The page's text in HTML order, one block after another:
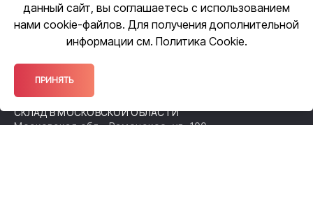
ЦЕНТРАЛЬНЫЙ ОФИС
109518, Москва, ул. Грайвороновская,
ОФИС ПРОДАЖ
140105, Московская обл., Раменское,
ул. Чугунова, 38А
СКЛАД В МОСКОВСКОЙ ОБЛАСТИ
Московская обл., Раменское, ул. 100-
данный сайт, вы соглашаетесь с использованием
нами cookie-файлов. Для получения дополнительной
информации см. Политика Cookie.
ПРИНЯТЬ